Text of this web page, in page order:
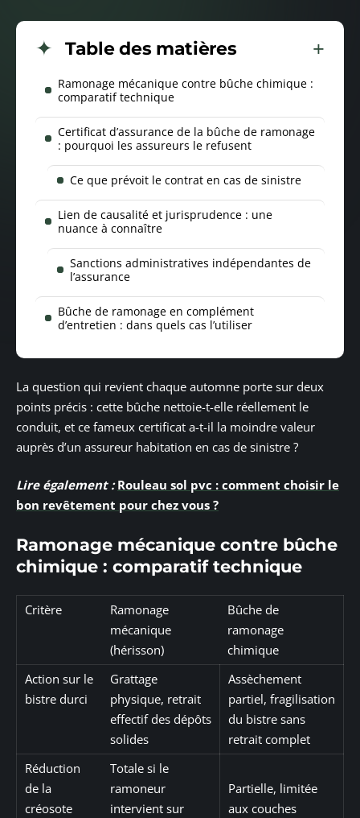
Table des matières
Ramonage mécanique contre bûche chimique :
comparatif technique
Certificat d’assurance de la bûche de ramonage
: pourquoi les assureurs le refusent
Ce que prévoit le contrat en cas de sinistre
Lien de causalité et jurisprudence : une
nuance à connaître
Sanctions administratives indépendantes de
l’assurance
Bûche de ramonage en complément
d’entretien : dans quels cas l’utiliser
La question qui revient chaque automne porte sur deux
points précis : cette bûche nettoie-t-elle réellement le
conduit, et ce fameux certificat a-t-il la moindre valeur
auprès d’un assureur habitation en cas de sinistre ?
Lire également : Rouleau sol pvc : comment choisir le
bon revêtement pour chez vous ?
Ramonage mécanique contre bûche
chimique : comparatif technique
Critère
Ramonage
mécanique
(hérisson)
Bûche de
ramonage
chimique
Action sur le
bistre durci
Grattage
physique, retrait
effectif des dépôts
solides
Assèchement
partiel, fragilisation
du bistre sans
retrait complet
Réduction
de la
créosote
Totale si le
ramoneur
intervient sur
Partielle, limitée
aux couches